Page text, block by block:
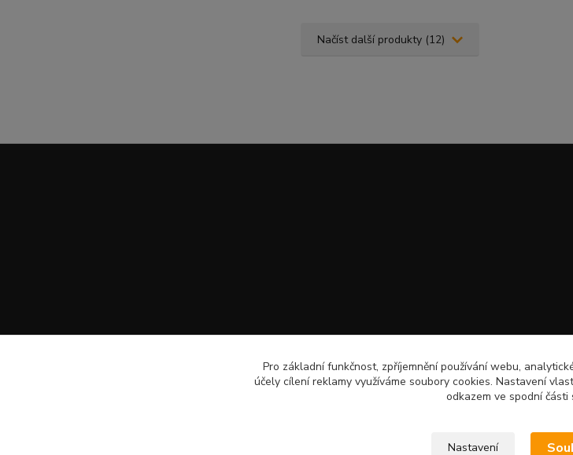
Načíst další produkty (12)
Pro základní funkčnost, zpříjemnění používání webu,
účely cílení reklamy využíváme soubory cookies. Nastavení
odkazem ve spodní části
Nastavení